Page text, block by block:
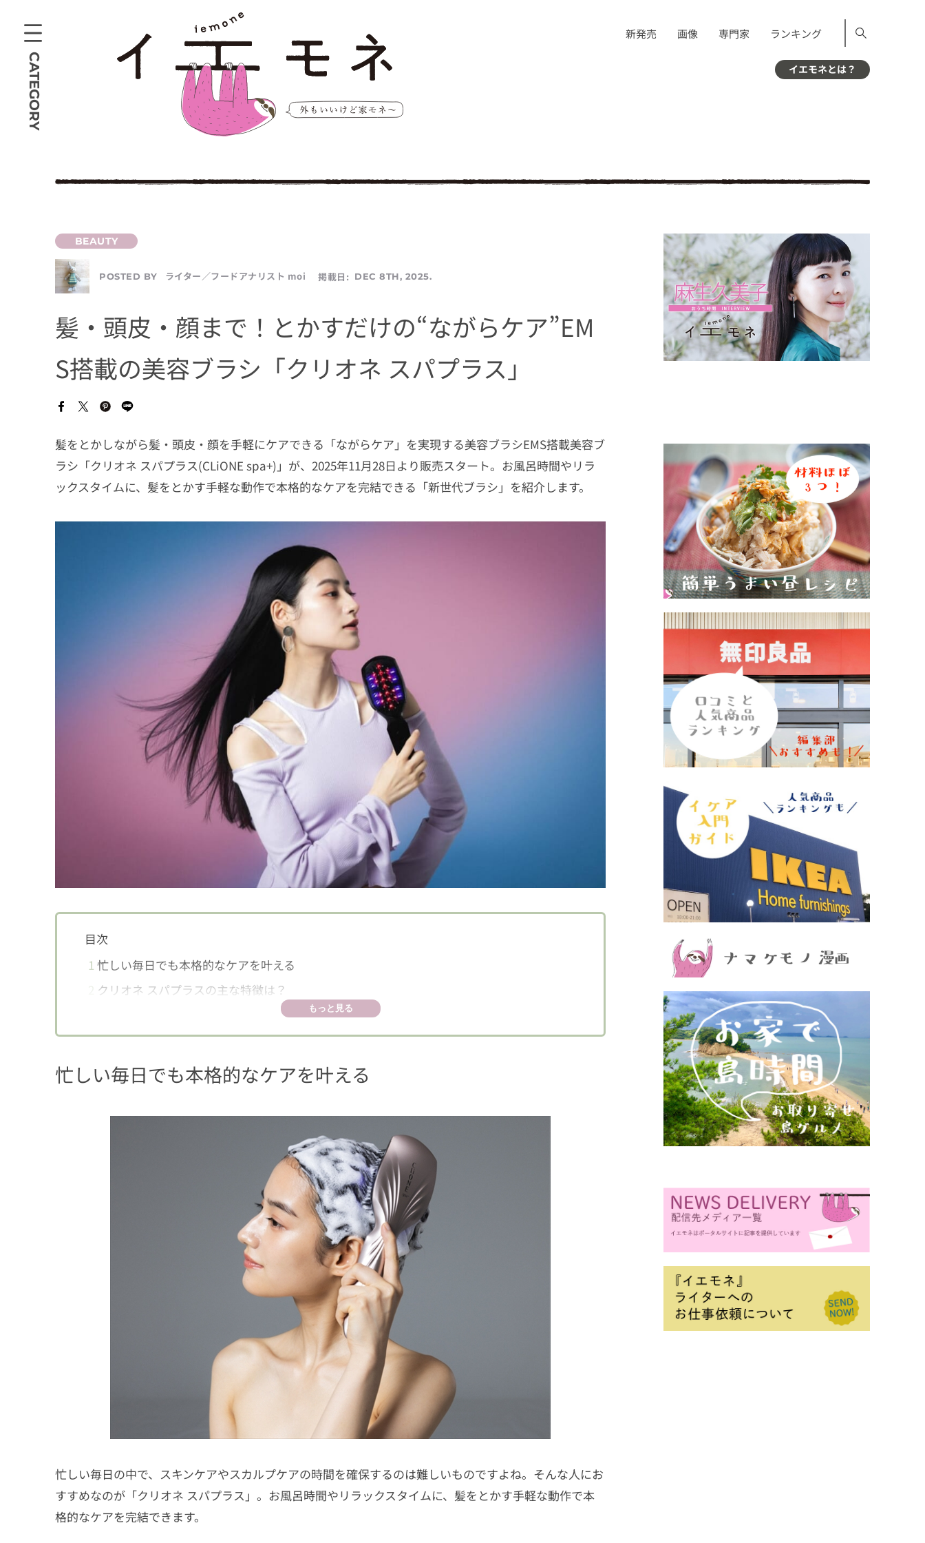
CATEGORY
新発売 画像 専門家 ランキング
イエモネとは？
POSTED BY ライター／フードアナリスト moi 掲載日: DEC 8TH, 2025.
髪・頭皮・顔まで！とかすだけの“ながらケア”EM
S搭載の美容ブラシ「クリオネ スパプラス」
髪をとかしながら髪・頭皮・顔を手軽にケアできる「ながらケア」を実現する美容ブラシEMS搭載美容ブ
ラシ「クリオネ スパプラス(CLiONE spa+)」が、2025年11月28日より販売スタート。お風呂時間やリラ
ックスタイムに、髪をとかす手軽な動作で本格的なケアを完結できる「新世代ブラシ」を紹介します。
目次
1 忙しい毎日でも本格的なケアを叶える
2 クリオネ スパプラスの主な特徴は？
もっと見る
忙しい毎日でも本格的なケアを叶える
忙しい毎日の中で、スキンケアやスカルプケアの時間を確保するのは難しいものですよね。そんな人にお
すすめなのが「クリオネ スパプラス」。お風呂時間やリラックスタイムに、髪をとかす手軽な動作で本
格的なケアを完結できます。